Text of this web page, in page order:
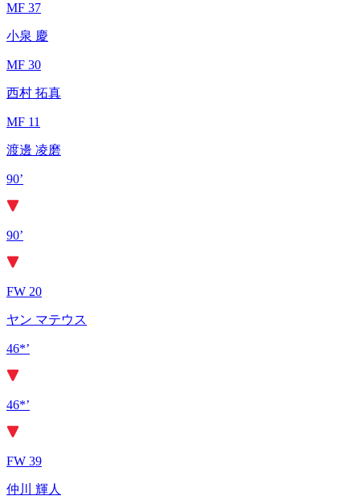
MF 37
小泉 慶
MF 30
西村 拓真
MF 11
渡邊 凌磨
90’
90’
FW 20
ヤン マテウス
46*’
46*’
FW 39
仲川 輝人